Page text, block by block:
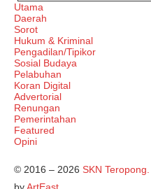
Utama
Daerah
Sorot
Hukum & Kriminal
Pengadilan/Tipikor
Sosial Budaya
Pelabuhan
Koran Digital
Advertorial
Renungan
Pemerintahan
Featured
Opini
© 2016 – 2026 SKN Teropong.